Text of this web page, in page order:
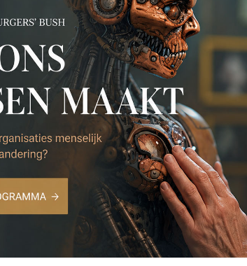
een struintocht in het
We overleggen daar
'Laten we kathedralen